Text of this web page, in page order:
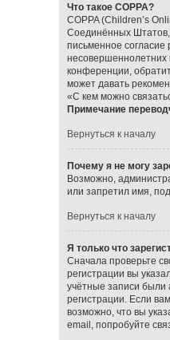
Что такое COPPA?
COPPA (Children’s
Соединённых
письменное
несовершеннолетних
конференции,
может давать
«С кем можно
Примечание
Вернуться к началу
Почему я не могу
Возможно,
или запретил имя,
Вернуться к началу
Я только что
Сначала проверьте
регистрации вы
учётные записи были
регистрации. Если
возможно, что вы
email, попробуйте